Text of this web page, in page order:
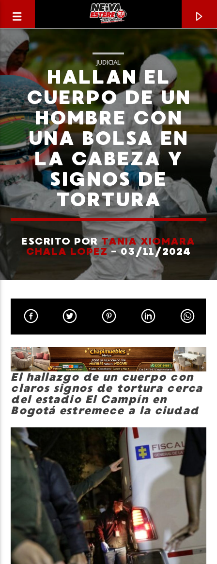
CANCIÓN ACTUAL
TÍTULO
ARTISTA
JUDICIAL
HALLAN EL
CUERPO DE UN
HOMBRE CON
UNA BOLSA EN
LA CABEZA Y
SIGNOS DE
TORTURA
ESCRITO POR TANIA XIOMARA
CHALA LOPEZ- 03/11/2024
El hallazgo de un cuerpo con
claros signos de tortura cerca
del estadio El Campín en
Bogotá estremece a la ciudad